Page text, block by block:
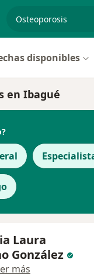
especialidad,
disponibles
en Ibagué
Laura
González
más